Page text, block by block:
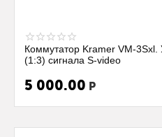
Коммутатор Kramer VM-3Sxl. Усилитель-распределитель
(1:3) сигнала S-video
5 000.00 Р